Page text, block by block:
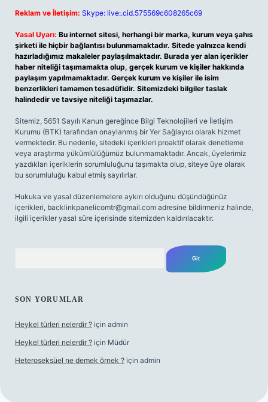
Reklam ve İletişim: Skype: live:.cid.575569c608265c69
Yasal Uyarı: Bu internet sitesi, herhangi bir marka, kurum veya şahıs
şirketi ile hiçbir bağlantısı bulunmamaktadır. Sitede yalnızca kendi
hazırladığımız makaleler paylaşılmaktadır. Burada yer alan içerikler
haber niteliği taşımamakta olup, gerçek kurum ve kişiler hakkında
paylaşım yapılmamaktadır. Gerçek kurum ve kişiler ile isim
benzerlikleri tamamen tesadüfidir. Sitemizdeki bilgiler taslak
halindedir ve tavsiye niteliği taşımazlar.
Sitemiz, 5651 Sayılı Kanun gereğince Bilgi Teknolojileri ve İletişim
Kurumu (BTK) tarafından onaylanmış bir Yer Sağlayıcı olarak hizmet
vermektedir. Bu nedenle, sitedeki içerikleri proaktif olarak denetleme
veya araştırma yükümlülüğümüz bulunmamaktadır. Ancak, üyelerimiz
yazdıkları içeriklerin sorumluluğunu taşımakta olup, siteye üye olarak
bu sorumluluğu kabul etmiş sayılırlar.
Hukuka ve yasal düzenlemelere aykırı olduğunu düşündüğünüz
içerikleri, backlinkpanelicomtr@gmail.com adresine bildirmeniz halinde,
ilgili içerikler yasal süre içerisinde sitemizden kaldırılacaktır.
SON YORUMLAR
Heykel türleri nelerdir ? için admin
Heykel türleri nelerdir ? için Müdür
Heteroseksüel ne demek örnek ? için admin